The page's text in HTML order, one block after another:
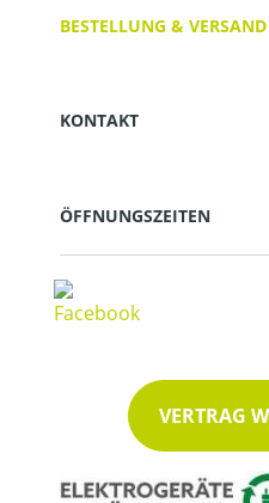
BESTELLUNG & VERSAND
KONTAKT
ÖFFNUNGSZEITEN
VERTRAG